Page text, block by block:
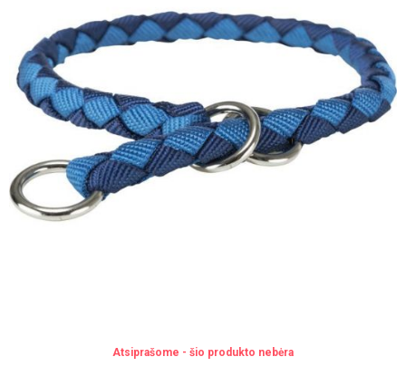
Atsiprašome - šio produkto nebėra